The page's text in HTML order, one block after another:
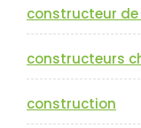
constructeur
constructeurs
construction